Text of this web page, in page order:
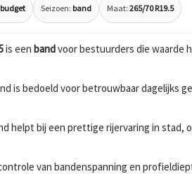
budget Seizoen: band Maat: 265/70 R19.5
is een bandvoor bestuurders die waarde
is bedoeld voor betrouwbaar dagelijks
helpt bij een prettige rijervaring in stad,
van bandenspanning en